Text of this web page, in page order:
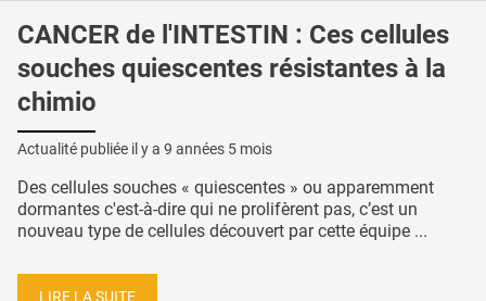
CANCER de l'INTESTIN : Ces cellules
souches quiescentes résistantes à la
chimio
Actualité publiée il y a 9 années 5 mois
Des cellules souches « quiescentes » ou apparemment
dormantes c'est-à-dire qui ne prolifèrent pas, c’est un
nouveau type de cellules découvert par cette équipe ...
LIRE LA SUITE